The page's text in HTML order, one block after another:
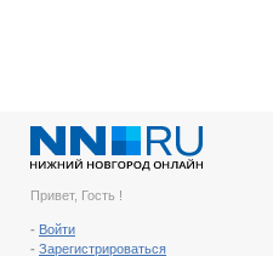
Привет, Гость !
- Войти
- Зарегистрироваться